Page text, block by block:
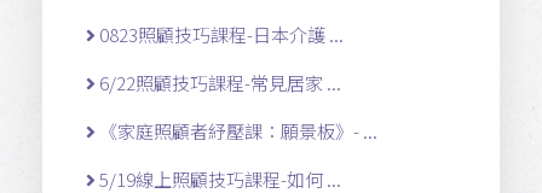
0823照顧技巧課程-日本介護 ...
6/22照顧技巧課程-常見居家 ...
《家庭照顧者紓壓課：願景板》- ...
5/19線上照顧技巧課程-如何 ...